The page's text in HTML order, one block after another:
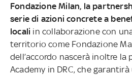
Fondazione Milan, la
serie di azioni concrete a
locali in collaborazione con
territorio come Fondazione
dell’accordo nascerà inoltre la
Academy in DRC, che